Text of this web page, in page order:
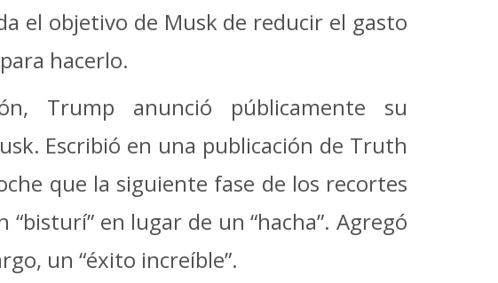
el objetivo de Musk de reducir el gasto
hacerlo.
Trump anunció públicamente su
Escribió en una publicación de Truth
que la siguiente fase de los recortes
“bisturí” en lugar de un “hacha”. Agregó
un “éxito increíble”.